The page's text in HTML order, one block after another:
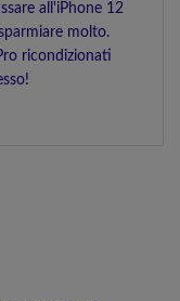
all'iPhone 12
molto.
ricondizionati